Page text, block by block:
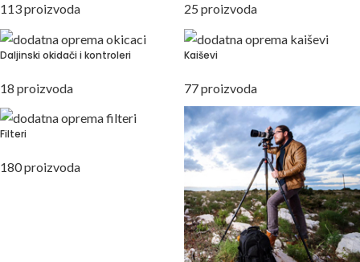
113 proizvoda 25 proizvoda
Daljinski okidači i kontroleri
18 proizvoda
Kaiševi
77 proizvoda
Filteri
180 proizvoda